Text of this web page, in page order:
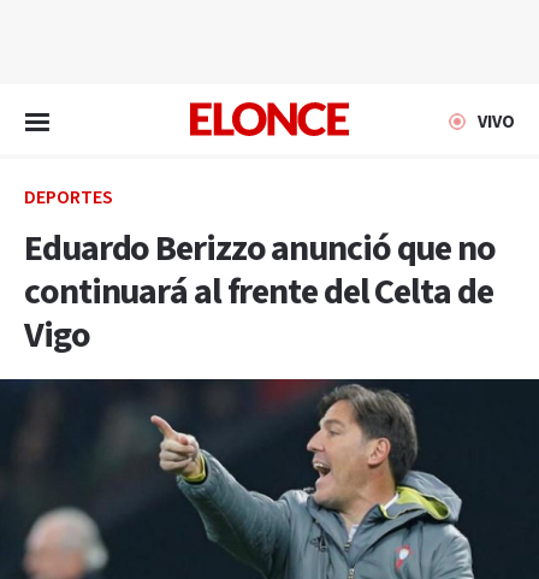
VIVO
DEPORTES
Eduardo Berizzo anunció que no
continuará al frente del Celta de
Vigo